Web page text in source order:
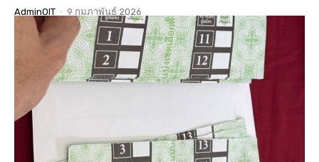
AdminOIT - 9 กุมภาพันธ์ 2026